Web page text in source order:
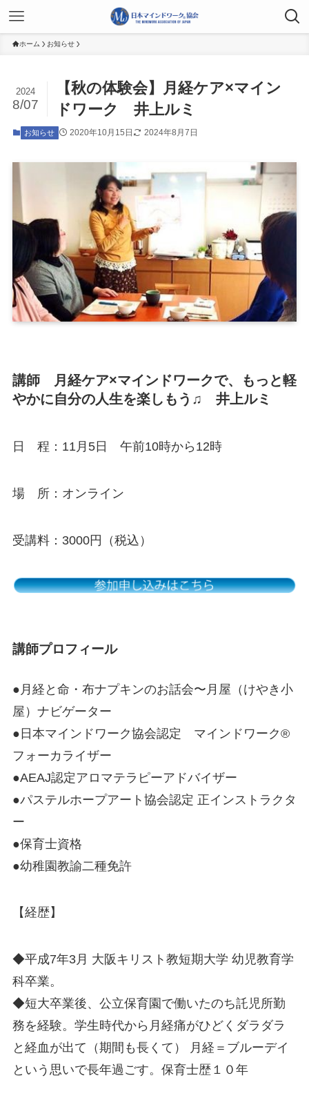
ホーム お知らせ
【秋の体験会】月経ケア×マイン
ドワーク 井上ルミ
2024
8/07
お知らせ 2020年10月15日 2024年8月7日
講師 月経ケア×マインドワークで、もっと軽
やかに自分の人生を楽しもう♫ 井上ルミ
日 程：11月5日 午前10時から12時
場 所：オンライン
受講料：3000円（税込）
講師プロフィール
●月経と命・布ナプキンのお話会〜月屋（けやき小
屋）ナビゲーター
●日本マインドワーク協会認定 マインドワーク®
フォーカライザー
●AEAJ認定アロマテラピーアドバイザー
●パステルホープアート協会認定 正インストラクタ
ー
●保育士資格
●幼稚園教諭二種免許
【経歴】
◆平成7年3月 大阪キリスト教短期大学 幼児教育学
科卒業。
◆短大卒業後、公立保育園で働いたのち託児所勤
務を経験。学生時代から月経痛がひどくダラダラ
と経血が出て（期間も長くて） 月経＝ブルーデイ
という思いで長年過ごす。保育士歴１０年